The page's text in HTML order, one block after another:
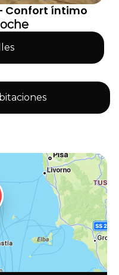
Confort íntimo